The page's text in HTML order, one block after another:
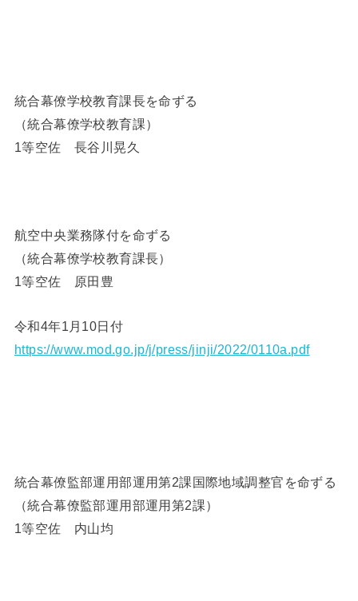
統合幕僚学校教育課長を命ずる
（統合幕僚学校教育課）
1等空佐 長谷川晃久
航空中央業務隊付を命ずる
（統合幕僚学校教育課長）
1等空佐 原田豊
令和4年1月10日付
https://www.mod.go.jp/j/press/jinji/2022/0110a.pdf
統合幕僚監部運用部運用第2課国際地域調整官を命ずる
（統合幕僚監部運用部運用第2課）
1等空佐 内山均